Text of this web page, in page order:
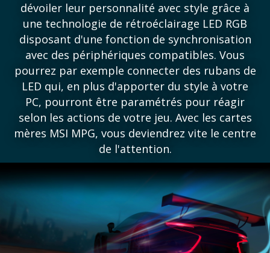
dévoiler leur personnalité avec style grâce à
une technologie de rétroéclairage LED RGB
disposant d'une fonction de synchronisation
avec des périphériques compatibles. Vous
pourrez par exemple connecter des rubans de
LED qui, en plus d'apporter du style à votre
PC, pourront être paramétrés pour réagir
selon les actions de votre jeu. Avec les cartes
mères MSI MPG, vous deviendrez vite le centre
de l'attention.